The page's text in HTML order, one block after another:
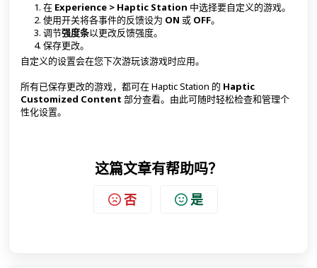
在 Experience > Haptic Station 中选择要自定义的游戏。
使用开关将各事件的反馈设为 ON 或 OFF。
调节强度条以更改反馈强度。
保存更改。
自定义的设置会在您下次游玩该游戏时应用。
所有已保存更改的游戏，都可在 Haptic Station 的 Haptic
Customized Content 部分查看。由此可随时轻松检查和管理个
性化设置。
这篇文章有帮助吗？
否 是